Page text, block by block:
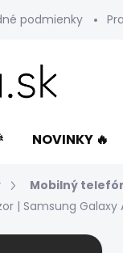
podmienky
NOVINKY 🔥
Mobilný
| Samsung Galaxy